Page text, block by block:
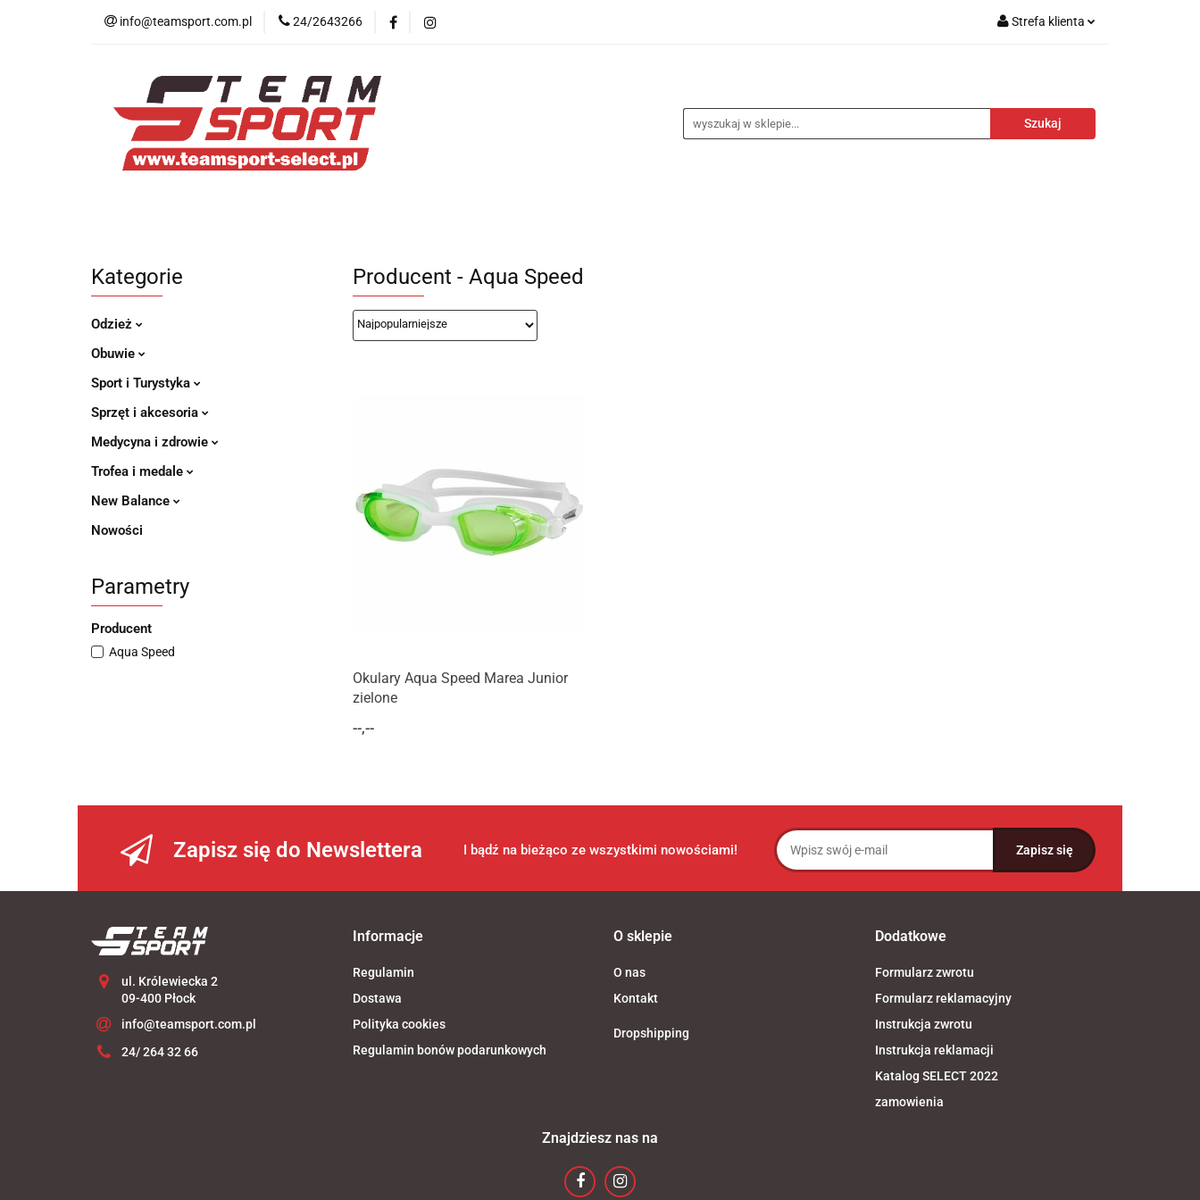
info@teamsport.com.pl 24/2643266 Strefa klienta
Dodaj zgłoszenie
Nowości New Balance
Medycyna sportowa
Kategorie
Odzież
Obuwie
Sport i Turystyka
Sprzęt i akcesoria
Medycyna i zdrowie
Trofea i medale
New Balance
Nowości
Parametry
Producent
Aqua Speed
Producent - Aqua Speed
Okulary Aqua Speed Marea Junior
zielone
--,--
Zapisz się do Newslettera I bądź na bieżąco ze wszystkimi nowościami!
ul. Królewiecka 2
09-400 Płock
info@teamsport.com.pl
24/ 264 32 66
Informacje
Regulamin
Dostawa
Polityka cookies
Regulamin bonów podarunkowych
O sklepie
O nas
Kontakt
Dropshipping
Dodatkowe
Formularz zwrotu
Formularz reklamacyjny
Instrukcja zwrotu
Instrukcja reklamacji
Katalog SELECT 2022
zamowienia
Znajdziesz nas na